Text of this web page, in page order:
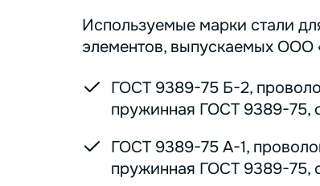
Используемые марки стали
элементов, выпускаемых
ГОСТ 9389-75 Б-2,
пружинная ГОСТ 9389-75,
ГОСТ 9389-75 А-1,
пружинная ГОСТ 9389-75,